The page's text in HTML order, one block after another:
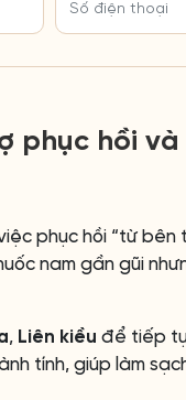
phục hồi và
phục hồi “từ bên
nam gần gũi
, Liên kiều để tiếp
tính, giúp làm